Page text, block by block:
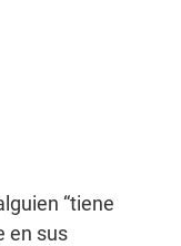
“tiene
en sus